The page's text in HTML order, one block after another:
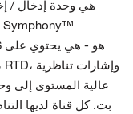
Enterprise. هو - هي
المزدوجات RTD، وإشارات تناظرية
عالية المستوى إلى
بت. كل قناة لديها